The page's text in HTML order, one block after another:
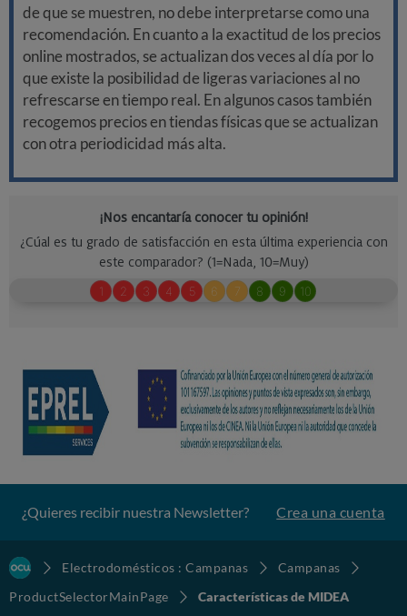
de que se muestren, no debe interpretarse como una
recomendación. En cuanto a la exactitud de los precios
online mostrados, se actualizan dos veces al día por lo
que existe la posibilidad de ligeras variaciones al no
refrescarse en tiempo real. En algunos casos también
recogemos precios en tiendas físicas que se actualizan
con otra periodicidad más alta.
¿Quieres recibir nuestra Newsletter? Crea una cuenta
Electrodomésticos : Campanas
Campanas
ProductSelectorMainPage
Características de MIDEA